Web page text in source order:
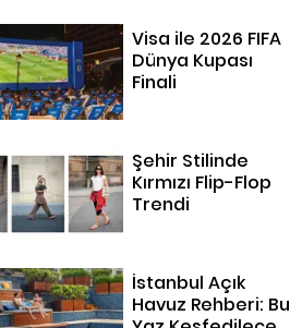
Visa ile 2026 FIFA
Dünya Kupası
Finali
Şehir Stilinde
Kırmızı Flip-Flop
Trendi
İstanbul Açık
Havuz Rehberi: Bu